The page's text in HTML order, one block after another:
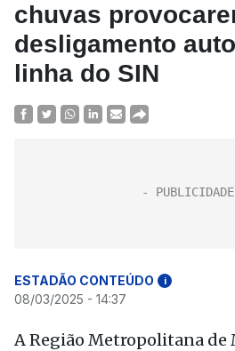
chuvas
desligamento
linha do SIN
ESTADÃO CONTEÚDO i
08/03/2025 - 14:37
A Região Metropolitana de